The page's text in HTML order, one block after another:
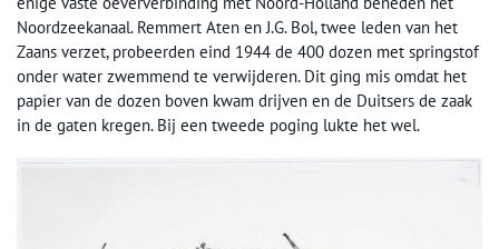
Noordzeekanaal. Remmert Aten en J.G. Bol, twee leden van het
Zaans verzet, probeerden eind 1944 de 400 dozen met springstof
onder water zwemmend te verwijderen. Dit ging mis omdat het
papier van de dozen boven kwam drijven en de Duitsers de zaak
in de gaten kregen. Bij een tweede poging lukte het wel.